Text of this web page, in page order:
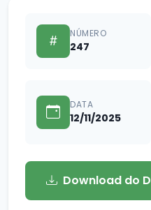
NÚMERO
247
DATA
12/11/2025
Download do